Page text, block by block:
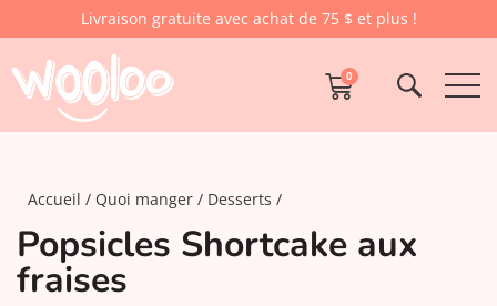
Livraison gratuite avec achat de 75 $ et plus !
0
Accueil Quoi manger Desserts
Popsicles Shortcake aux
fraises